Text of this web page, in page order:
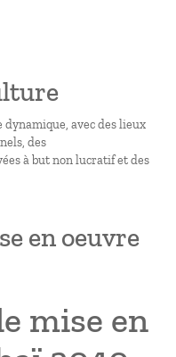
avec des lieux
des
à but non lucratif et des
en oeuvre
mise en